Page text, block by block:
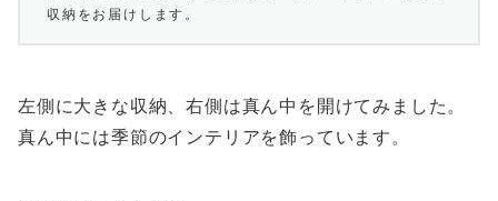
収納をお届けします。
左側に大きな収納、右側は真ん中を開けてみました。
真ん中には季節のインテリアを飾っています。